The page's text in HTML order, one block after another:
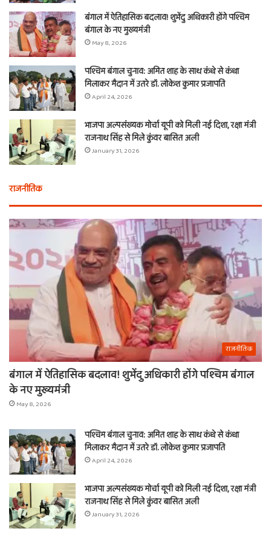
बंगाल में ऐतिहासिक बदलाव! शुभेंदु अधिकारी होंगे पश्चिम
बंगाल के नए मुख्यमंत्री
May 8, 2026
पश्चिम बंगाल चुनाव: अमित शाह के साथ कंधे से कंधा
मिलाकर मैदान में उतरे डॉ. लोकेश कुमार प्रजापति
April 24, 2026
भाजपा अल्पसंख्यक मोर्चा यूपी को मिली नई दिशा, रक्षा मंत्री
राजनाथ सिंह से मिले कुंवर बासित अली
January 31, 2026
राजनीतिक
राजनीतिक
बंगाल में ऐतिहासिक बदलाव! शुभेंदु अधिकारी होंगे पश्चिम बंगाल
के नए मुख्यमंत्री
May 8, 2026
पश्चिम बंगाल चुनाव: अमित शाह के साथ कंधे से कंधा
मिलाकर मैदान में उतरे डॉ. लोकेश कुमार प्रजापति
April 24, 2026
भाजपा अल्पसंख्यक मोर्चा यूपी को मिली नई दिशा, रक्षा मंत्री
राजनाथ सिंह से मिले कुंवर बासित अली
January 31, 2026